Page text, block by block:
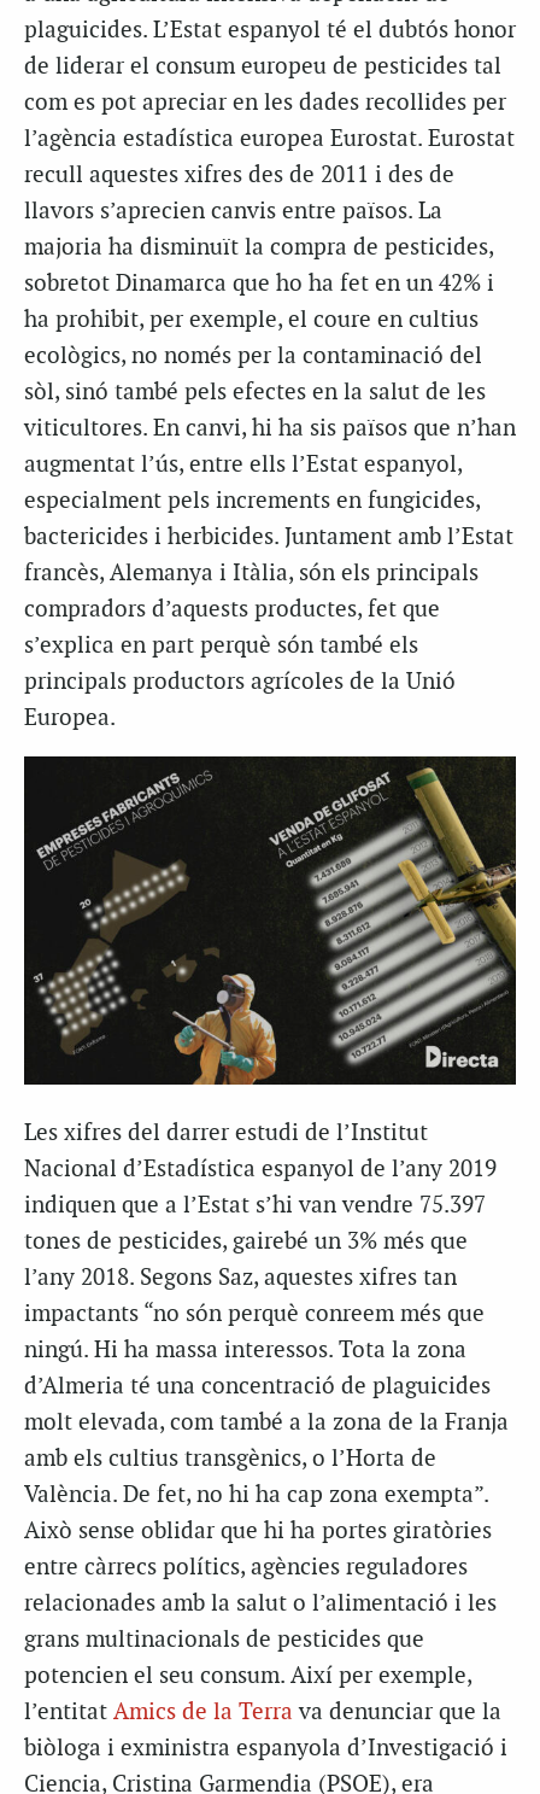
plaguicides. L’Estat espanyol té el dubtós honor
de liderar el consum europeu de pesticides tal
com es pot apreciar en les dades recollides per
l’agència estadística europea Eurostat. Eurostat
recull aquestes xifres des de 2011 i des de
llavors s’aprecien canvis entre països. La
majoria ha disminuït la compra de pesticides,
sobretot Dinamarca que ho ha fet en un 42% i
ha prohibit, per exemple, el coure en cultius
ecològics, no només per la contaminació del
sòl, sinó també pels efectes en la salut de les
viticultores. En canvi, hi ha sis països que n’han
augmentat l’ús, entre ells l’Estat espanyol,
especialment pels increments en fungicides,
bactericides i herbicides. Juntament amb l’Estat
francès, Alemanya i Itàlia, són els principals
compradors d’aquests productes, fet que
s’explica en part perquè són també els
principals productors agrícoles de la Unió
Europea.
Les xifres del darrer estudi de l’Institut
Nacional d’Estadística espanyol de l’any 2019
indiquen que a l’Estat s’hi van vendre 75.397
tones de pesticides, gairebé un 3% més que
l’any 2018. Segons Saz, aquestes xifres tan
impactants “no són perquè conreem més que
ningú. Hi ha massa interessos. Tota la zona
d’Almeria té una concentració de plaguicides
molt elevada, com també a la zona de la Franja
amb els cultius transgènics, o l’Horta de
València. De fet, no hi ha cap zona exempta”.
Això sense oblidar que hi ha portes giratòries
entre càrrecs polítics, agències reguladores
relacionades amb la salut o l’alimentació i les
grans multinacionals de pesticides que
potencien el seu consum. Així per exemple,
l’entitat Amics de la Terra va denunciar que la
biòloga i exministra espanyola d’Investigació i
Ciencia, Cristina Garmendia (PSOE), era